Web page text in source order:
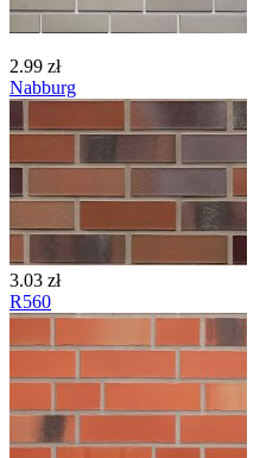
2.99 zł
Nabburg
3.03 zł
R560